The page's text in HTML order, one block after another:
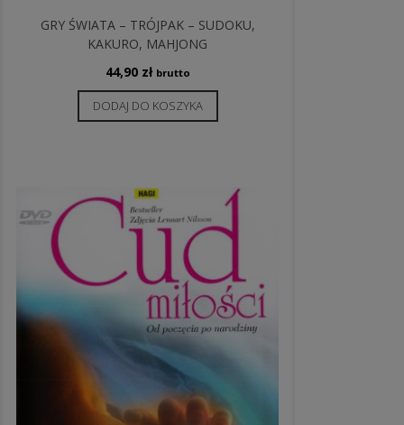
GRY ŚWIATA – TRÓJPAK – SUDOKU,
KAKURO, MAHJONG
44,90 zł brutto
DODAJ DO KOSZYKA